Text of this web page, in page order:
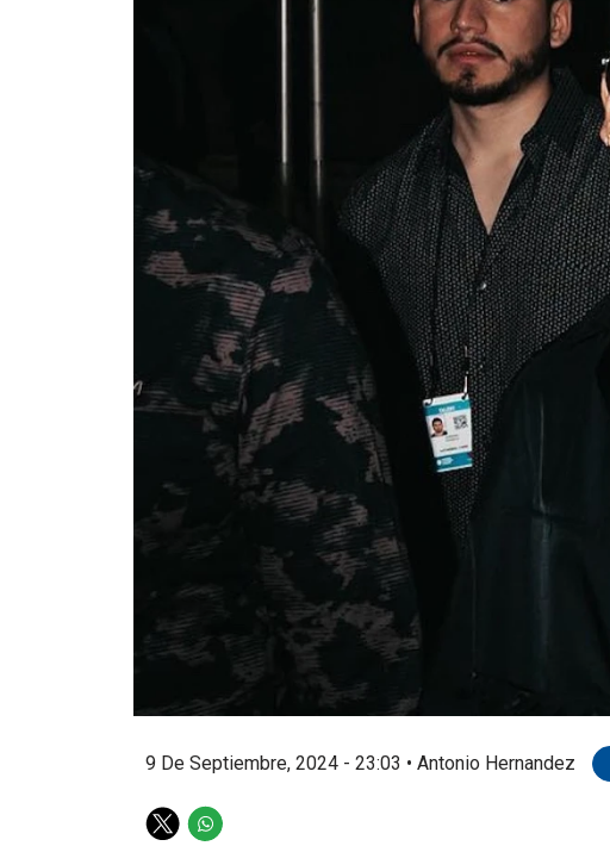
9 De Septiembre, 2024 - 23:03 • Antonio Hernandez
T
W